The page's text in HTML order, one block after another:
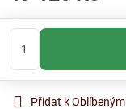
Přidat k Oblíbeným